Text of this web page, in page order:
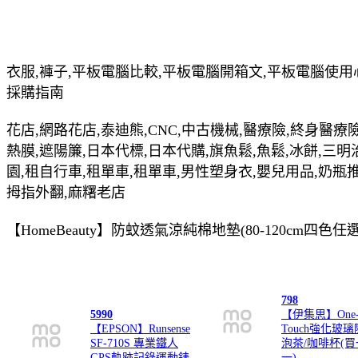
衣服,褲子,平板電腦比較,平板電腦開箱文,平板電腦使
採購指南
花店,網路花店,泰迪熊,CNC,中古機械,醫療險,終身醫
熱膜,遮陽簾,日本代標,日本代購,旗魚鬆,魚鬆,冰餅,三
園,租自行車,租單車,租單車,男性塑身衣,嬰兒用品,奶
拇指外翻,麻糬老店
【HomeBeauty】防蚊透氣涼純棉地墊(80-120cm四色
5990
【EPSON】Runsense
SF-710S 專業鐵人
798
【伊集思】
Touch強化玻璃
泡茶/咖啡杯(買